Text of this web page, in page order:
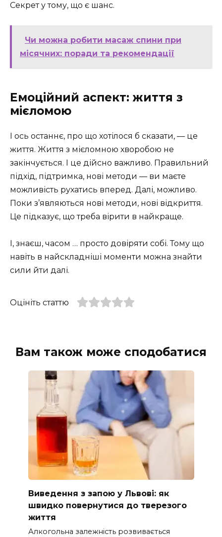
Секрет у тому, що є шанс.
Чи можна робити масаж спини при
місячних: поради та рекомендації
Емоційний аспект: життя з
мієломою
І ось останнє, про що хотілося б сказати, — це
життя. Життя з мієломною хворобою не
закінчується. І це дійсно важливо. Правильний
підхід, підтримка, нові методи — ви маєте
можливість рухатись вперед. Далі, можливо.
Поки з’являються нові методи, нові відкриття.
Це підказує, що треба вірити в найкраще.
І, знаєш, часом … просто довіряти собі. Тому що
навіть в найскладніші моменти можна знайти
сили йти далі.
Оцініть статтю
Вам також може сподобатися
Виведення з запою у Львові: як
швидко повернутися до тверезого
життя
Алкогольна залежність розвивається